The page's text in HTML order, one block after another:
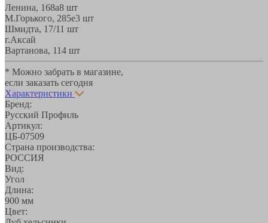
Ленина, 168а8 шт
М.Горького, 285е3 шт
Шмидта, 17/11 шт
г.Аксай
Вартанова, 114 шт
* Можно забрать в магазине,
если заказать сегодня
Характеристики
Бренд:
Русский Профиль
Артикул:
ЦБ-07509
Страна производства:
РОССИЯ
Вид:
Угол
Длина:
900 мм
Цвет: